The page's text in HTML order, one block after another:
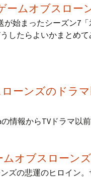
ームオブスロー
が始まったシーズン7
したらよいかまとめて
ーンズのドラ
情報からTVドラマ以
ムオブスローン
ズの悲運のヒロイン